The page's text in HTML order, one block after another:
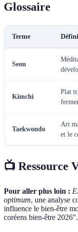
Glossaire
Terme
Seon
Kimchi
Plat
Taekwondo
Art
et le
📺 Ressource
Pour aller plus loin :
optimum, une analyse
influence le bien-être
coréens bien-être 2026".